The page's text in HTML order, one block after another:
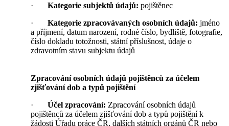
· Kategorie subjektů údajů: pojištěnec
· Kategorie zpracovávaných osobních údajů: jméno
a příjmení, datum narození, rodné číslo, bydliště, fotografie,
číslo dokladu totožnosti, státní příslušnost, údaje o
zdravotním stavu subjektu údajů
Zpracování osobních údajů pojištěnců za účelem
zjišťování dob a typů pojištění
· Účel zpracování: Zpracování osobních údajů
pojištěnců za účelem zjišťování dob a typů pojištění k
žádosti Úřadu práce ČR, dalších státních orgánů ČR nebo